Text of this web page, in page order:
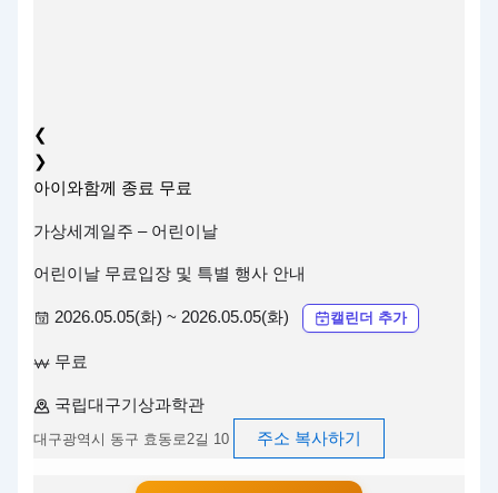
❮
❯
아이와함께 종료 무료
가상세계일주 – 어린이날
어린이날 무료입장 및 특별 행사 안내
2026.05.05(화) ~ 2026.05.05(화) 캘린더 추가
무료
국립대구기상과학관
대구광역시 동구 효동로2길 10 주소 복사하기